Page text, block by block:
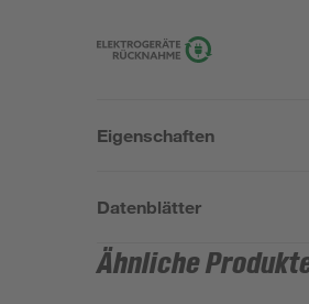
Eigenschaften
Datenblätter
Ähnliche